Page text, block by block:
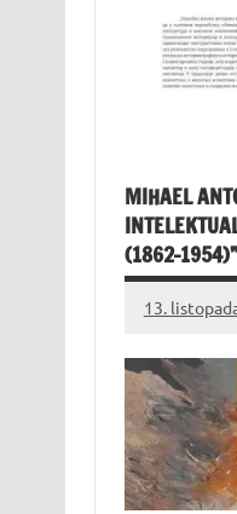
MIHAEL
(1862-1954)”
13.